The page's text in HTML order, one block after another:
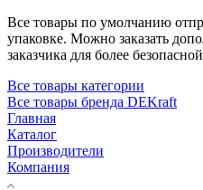
Все товары по умолчанию
упаковке. Можно заказать
заказчика для более
Все товары категории
Все товары бренда DEKraft
Главная
Каталог
Производители
Компания